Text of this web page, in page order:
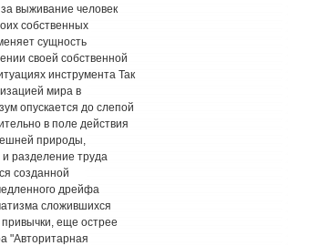
выживание человек
собственных
сущность
своей собственной
инструмента Так
мира в
опускается до слепой
в поле действия
природы,
разделение труда
созданной
дрейфа
сложившихся
еще острее
"Авторитарная